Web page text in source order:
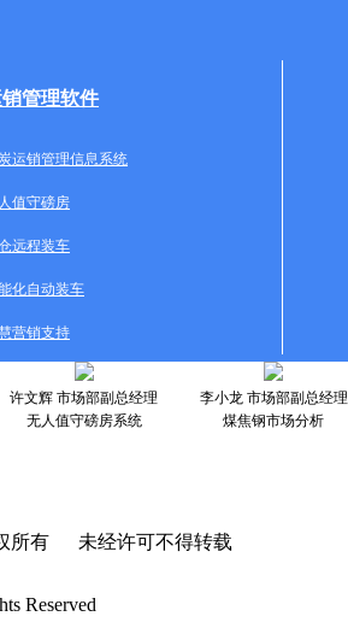
管理软件
运销管理信息系统
值守磅房
远程装车
化自动装车
营销支持
许文辉 市场部副总经理
无人值守磅房系统
李小龙 市场部副总经理
煤焦钢市场分析
所有 未经许可不得转载
Reserved